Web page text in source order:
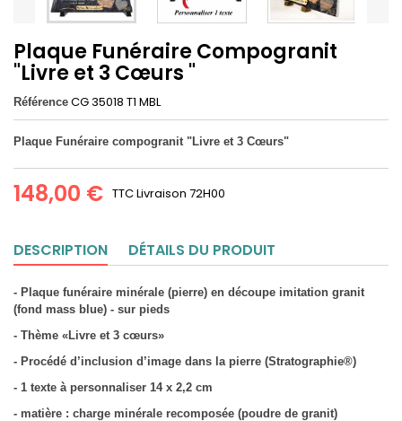
Plaque Funéraire Compogranit
"Livre et 3 Cœurs "
Référence CG 35018 T1 MBL
Plaque Funéraire compogranit "Livre et 3 Cœurs"
148,00 € TTCLivraison 72H00
DESCRIPTION DÉTAILS DU PRODUIT
- Plaque funéraire minérale (pierre) en découpe imitation granit
(fond mass blue) - sur pieds
- Thème «Livre et 3 cœurs»
- Procédé d’inclusion d’image dans la pierre (Stratographie®)
- 1 texte à personnaliser 14 x 2,2 cm
- matière : charge minérale recomposée (poudre de granit)